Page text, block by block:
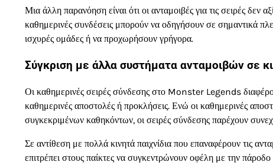
Μια άλλη παρανόηση είναι ότι οι ανταμοιβές για τις σειρές δεν
καθημερινές συνδέσεις μπορούν να οδηγήσουν σε σημαντικά
ισχυρές ομάδες ή να προχωρήσουν γρήγορα.
Σύγκριση με άλλα συστήματα ανταμοιβών σε
Οι καθημερινές σειρές σύνδεσης στο Monster Legends
καθημερινές αποστολές ή προκλήσεις. Ενώ οι καθημερινές
συγκεκριμένων καθηκόντων, οι σειρές σύνδεσης παρέχουν
Σε αντίθεση με πολλά κινητά παιχνίδια που επαναφέρουν τις
επιτρέπει στους παίκτες να συγκεντρώνουν οφέλη με την